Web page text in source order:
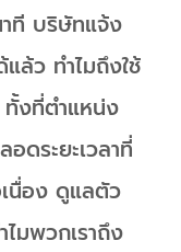
ที บริษัทแจ้ง
แล้ว ทำไมถึงใช้
ทั้งที่ตำแหน่ง
ดระยะเวลาที่
เนื่อง ดูแลตัว
มพวกเราถึง